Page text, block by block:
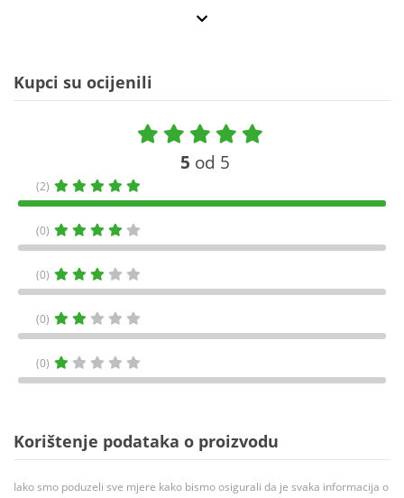
Kupci su ocijenili
5 od 5
(2)
(0)
(0)
(0)
(0)
Korištenje podataka o proizvodu
Iako smo poduzeli sve mjere kako bismo osigurali da je svaka informacija o